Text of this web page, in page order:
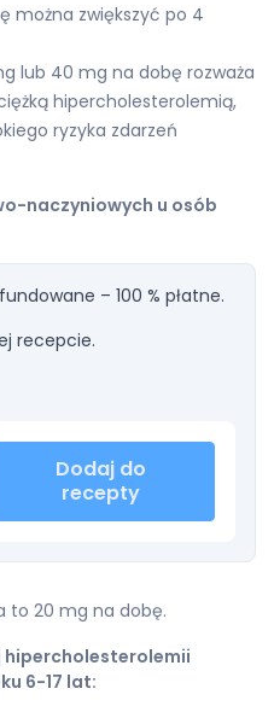
można zwiększyć po 4
lub 40 mg na dobę rozważa
hipercholesterolemią,
ryzyka zdarzeń
naczyniowych u osób
– 100 % płatne.
recepcie.
Dodaj do
recepty
to 20 mg na dobę.
hipercholesterolemii
6-17 lat: